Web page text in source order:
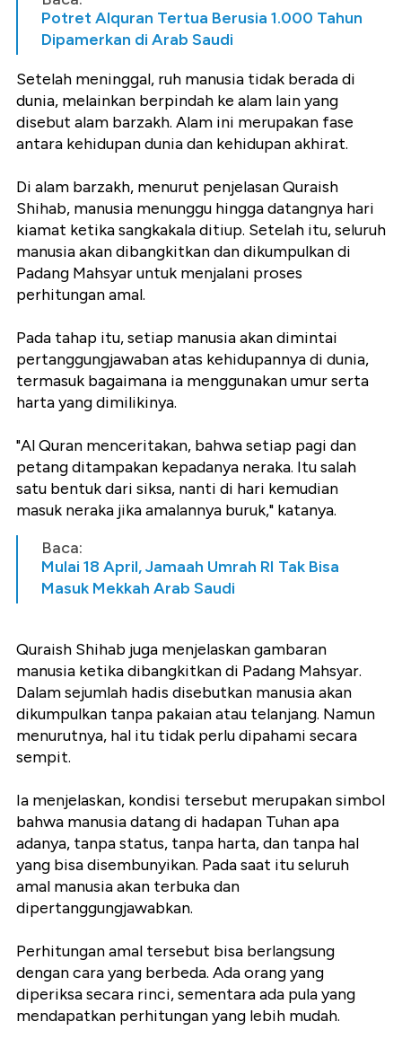
Potret Alquran Tertua Berusia 1.000 Tahun
Dipamerkan di Arab Saudi
Setelah meninggal, ruh manusia tidak berada di
dunia, melainkan berpindah ke alam lain yang
disebut alam barzakh. Alam ini merupakan fase
antara kehidupan dunia dan kehidupan akhirat.
Di alam barzakh, menurut penjelasan Quraish
Shihab, manusia menunggu hingga datangnya hari
kiamat ketika sangkakala ditiup. Setelah itu, seluruh
manusia akan dibangkitkan dan dikumpulkan di
Padang Mahsyar untuk menjalani proses
perhitungan amal.
Pada tahap itu, setiap manusia akan dimintai
pertanggungjawaban atas kehidupannya di dunia,
termasuk bagaimana ia menggunakan umur serta
harta yang dimilikinya.
"Al Quran menceritakan, bahwa setiap pagi dan
petang ditampakan kepadanya neraka. Itu salah
satu bentuk dari siksa, nanti di hari kemudian
masuk neraka jika amalannya buruk," katanya.
Baca:
Mulai 18 April, Jamaah Umrah RI Tak Bisa
Masuk Mekkah Arab Saudi
Quraish Shihab juga menjelaskan gambaran
manusia ketika dibangkitkan di Padang Mahsyar.
Dalam sejumlah hadis disebutkan manusia akan
dikumpulkan tanpa pakaian atau telanjang. Namun
menurutnya, hal itu tidak perlu dipahami secara
sempit.
Ia menjelaskan, kondisi tersebut merupakan simbol
bahwa manusia datang di hadapan Tuhan apa
adanya, tanpa status, tanpa harta, dan tanpa hal
yang bisa disembunyikan. Pada saat itu seluruh
amal manusia akan terbuka dan
dipertanggungjawabkan.
Perhitungan amal tersebut bisa berlangsung
dengan cara yang berbeda. Ada orang yang
diperiksa secara rinci, sementara ada pula yang
mendapatkan perhitungan yang lebih mudah.